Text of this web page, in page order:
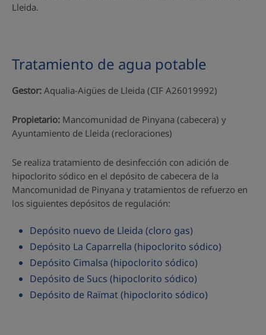
Lleida.
Tratamiento de agua potable
Gestor: Aqualia-Aigües de Lleida (CIF A26019992)
Propietario: Mancomunidad de Pinyana (cabecera) y
Ayuntamiento de Lleida (recloraciones)
Se realiza tratamiento de desinfección con adición de
hipoclorito sódico en el depósito de cabecera de la
Mancomunidad de Pinyana y tratamientos de refuerzo en
los siguientes depósitos de regulación:
Depósito nuevo de Lleida (cloro gas)
Depósito La Caparrella (hipoclorito sódico)
Depósito Cimalsa (hipoclorito sódico)
Depósito de Sucs (hipoclorito sódico)
Depósito de Raïmat (hipoclorito sódico)